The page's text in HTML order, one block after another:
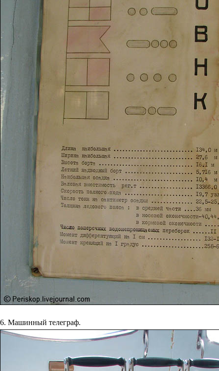
6. Машинный телеграф.